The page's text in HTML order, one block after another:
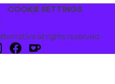
COOKIE SETTINGS
all rights reserved